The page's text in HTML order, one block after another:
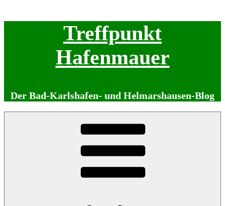
Treffpunkt
Hafenmauer
Der Bad-Karlshafen- und Helmarshausen-Blog